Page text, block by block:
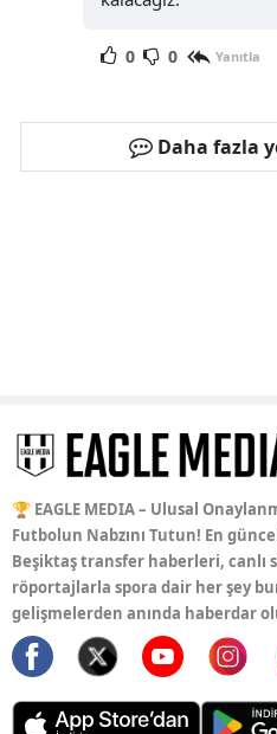
0 0 Yanıtla
Daha fazla
🏆 EAGLE MEDIA – Ulusal
Futbolun Nabzını Tutun! En
Beşiktaş transfer haberleri, canlı
röportajlarla spora dair her şey
gelişmelerden anında haberdar